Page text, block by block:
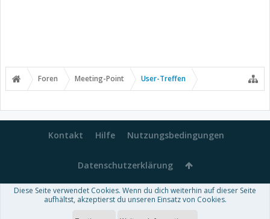
Foren Meeting-Point User-Treffen
Kontakt Hilfe Nutzungsbedingungen
Datenschutzerklärung
Forum software by XenForo™-Deutsch von xenDach
Diese Seite verwendet Cookies. Wenn du dich weiterhin auf dieser Seite
aufhältst, akzeptierst du unseren Einsatz von Cookies.